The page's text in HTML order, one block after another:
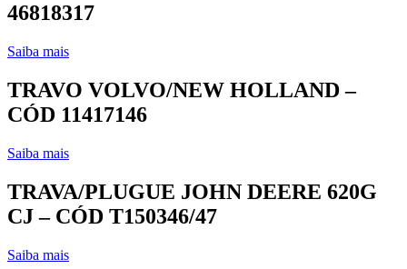
46818317
Saiba mais
TRAVO VOLVO/NEW HOLLAND –
CÓD 11417146
Saiba mais
TRAVA/PLUGUE JOHN DEERE 620G
CJ – CÓD T150346/47
Saiba mais